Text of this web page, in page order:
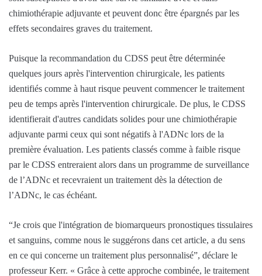
chimiothérapie adjuvante et peuvent donc être épargnés par les
effets secondaires graves du traitement.
Puisque la recommandation du CDSS peut être déterminée
quelques jours après l'intervention chirurgicale, les patients
identifiés comme à haut risque peuvent commencer le traitement
peu de temps après l'intervention chirurgicale. De plus, le CDSS
identifierait d'autres candidats solides pour une chimiothérapie
adjuvante parmi ceux qui sont négatifs à l'ADNc lors de la
première évaluation. Les patients classés comme à faible risque
par le CDSS entreraient alors dans un programme de surveillance
de l’ADNc et recevraient un traitement dès la détection de
l’ADNc, le cas échéant.
“Je crois que l'intégration de biomarqueurs pronostiques tissulaires
et sanguins, comme nous le suggérons dans cet article, a du sens
en ce qui concerne un traitement plus personnalisé”, déclare le
professeur Kerr. « Grâce à cette approche combinée, le traitement